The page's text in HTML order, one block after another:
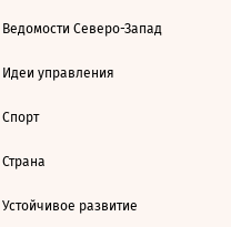
Ведомости Северо-Запад
Идеи управления
Спорт
Страна
Устойчивое развитие